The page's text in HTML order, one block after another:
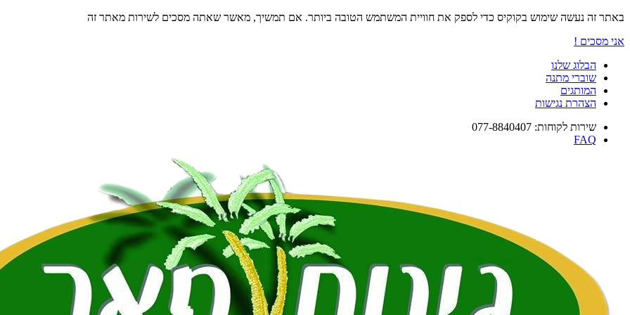
באתר זה נעשה שימוש בקוקיס כדי לספק את חוויית המשתמש הטובה ביותר. אם תמשיך, מאשר שאתה מסכים לשירות מאתר זה
אני מסכים !
הבלוג שלנו
שוברי מתנה
המותגים
הצהרת נגישות
שירות לקוחות: 077-8840407
FAQ